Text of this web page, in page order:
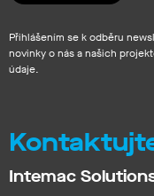
Přihlášením se k odběru
novinky o nás a našich
údaje.
Intemac